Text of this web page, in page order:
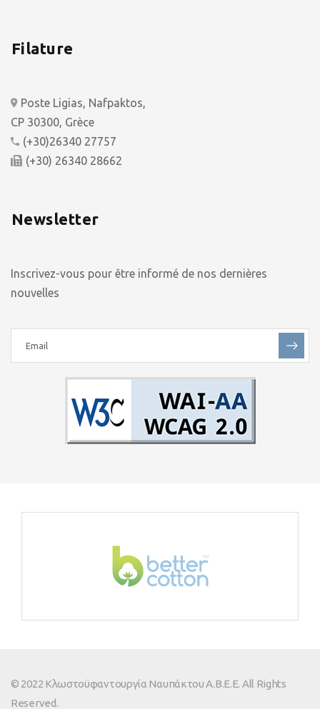
Filature
Poste Ligias, Nafpaktos,
CP 30300, Grèce
(+30)26340 27757
(+30) 26340 28662
Newsletter
Inscrivez-vous pour être informé de nos dernières
nouvelles
© 2022 Κλωστοϋφαντουργία Ναυπάκτου Α.Β.Ε.Ε. All Rights
Reserved.